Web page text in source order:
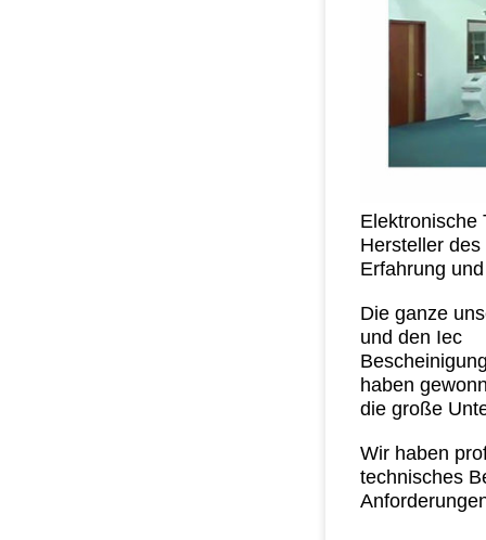
Elektronische
Hersteller
Erfahrung
Die ganze
und den Iec
haben
die große
Wir haben
technisches